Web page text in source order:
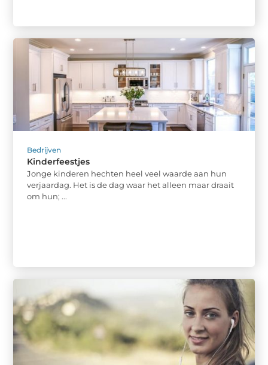
Bedrijven
Kinderfeestjes
Jonge kinderen hechten heel veel waarde aan hun
verjaardag. Het is de dag waar het alleen maar draait
om hun; ...